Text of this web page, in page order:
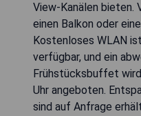
View-Kanälen bieten.
einen Balkon oder
Kostenloses WLAN
verfügbar, und ein
Frühstücksbuffet
Uhr angeboten.
sind auf Anfrage